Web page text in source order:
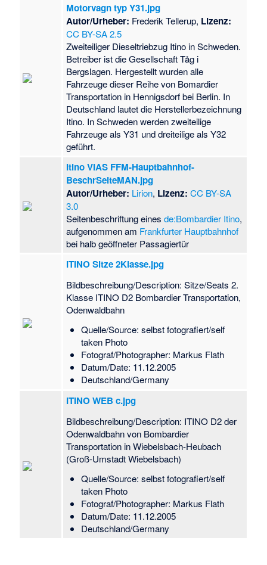
Motorvagn typ Y31.jpg
Autor/Urheber: Frederik Tellerup, Lizenz:
CC BY-SA 2.5
Zweiteiliger Dieseltriebzug Itino in Schweden.
Betreiber ist die Gesellschaft Tåg i
Bergslagen. Hergestellt wurden alle
Fahrzeuge dieser Reihe von Bomardier
Transportation in Hennigsdorf bei Berlin. In
Deutschland lautet die Herstellerbezeichnung
Itino. In Schweden werden zweiteilige
Fahrzeuge als Y31 und dreiteilige als Y32
geführt.
Itino VIAS FFM-Hauptbahnhof-
BeschrSeiteMAN.jpg
Autor/Urheber: Lirion, Lizenz: CC BY-SA
3.0
Seitenbeschriftung einesde:Bombardier Itino,
aufgenommen am Frankfurter Hauptbahnhof
bei halb geöffneter Passagiertür
ITINO Sitze 2Klasse.jpg
Bildbeschreibung/Description: Sitze/Seats 2.
Klasse ITINO D2 Bombardier Transportation,
Odenwaldbahn
Quelle/Source: selbst fotografiert/self
taken Photo
Fotograf/Photographer: Markus Flath
Datum/Date: 11.12.2005
Deutschland/Germany
ITINO WEB c.jpg
Bildbeschreibung/Description: ITINO D2 der
Odenwaldbahn von Bombardier
Transportation in Wiebelsbach-Heubach
(Groß-Umstadt Wiebelsbach)
Quelle/Source: selbst fotografiert/self
taken Photo
Fotograf/Photographer: Markus Flath
Datum/Date: 11.12.2005
Deutschland/Germany